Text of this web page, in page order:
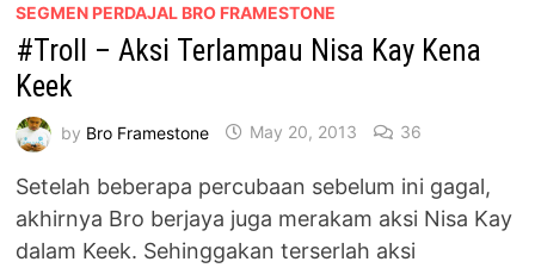
SEGMEN PERDAJAL BRO FRAMESTONE
#Troll – Aksi Terlampau Nisa Kay Kena
Keek
by Bro Framestone May 20, 2013 36
Setelah beberapa percubaan sebelum ini gagal,
akhirnya Bro berjaya juga merakam aksi Nisa Kay
dalam Keek. Sehinggakan terserlah aksi